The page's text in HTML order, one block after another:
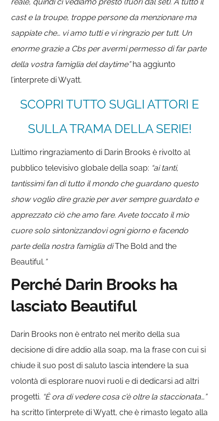
cast e la troupe, troppe persone da menzionare ma
sappiate che… vi amo tutti e vi ringrazio per tutt. Un
enorme grazie a Cbs per avermi permesso di far parte
della vostra famiglia del daytime”ha aggiunto
l’interprete di Wyatt.
SCOPRI TUTTO SUGLI ATTORI E
SULLA TRAMA DELLA SERIE!
L’ultimo ringraziamento di Darin Brooks è rivolto al
pubblico televisivo globale della soap: “ai tanti,
tantissimi fan di tutto il mondo che guardano questo
show voglio dire grazie per aver sempre guardato e
apprezzato ciò che amo fare. Avete toccato il mio
cuore solo sintonizzandovi ogni giorno e facendo
parte della nostra famiglia diThe Bold and the
Beautiful. ”
Perché Darin Brooks ha
lasciato Beautiful
Darin Brooks non è entrato nel merito della sua
decisione di dire addio alla soap, ma la frase con cui si
chiude il suo post di saluto lascia intendere la sua
volontà di esplorare nuovi ruoli e di dedicarsi ad altri
progetti. “È ora di vedere cosa c’è oltre la staccionata…”
ha scritto l’interprete di Wyatt, che è rimasto legato alla